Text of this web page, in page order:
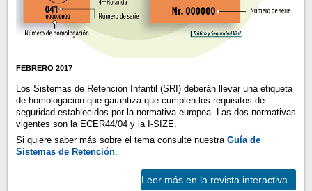
FEBRERO 2017
Los Sistemas de Retención Infantil (SRI) deberán llevar una etiqueta
de homologación que garantiza que cumplen los requisitos de
seguridad establecidos por la normativa europea. Las dos normativas
vigentes son la ECER44/04 y la I-SIZE.
Si quiere saber más sobre el tema consulte nuestra Guía de
Sistemas de Retención.
Leer más en la revista interactiva